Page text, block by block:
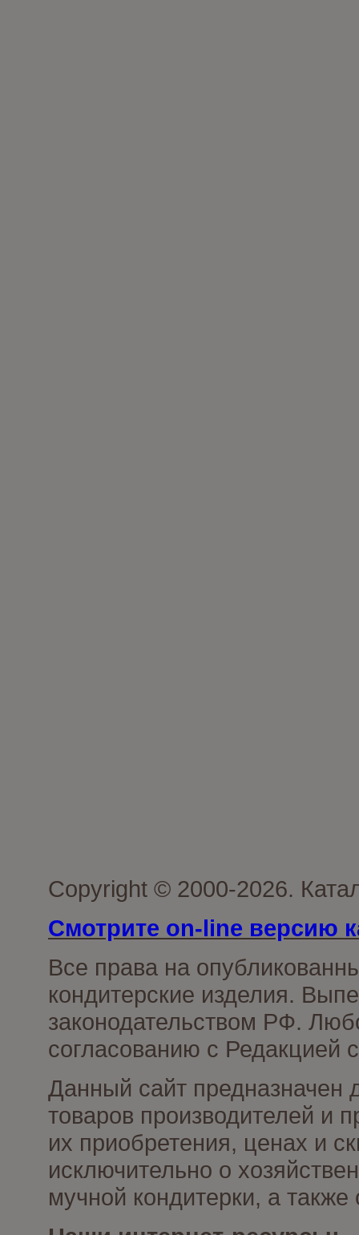
Copyright © 2000-2026.
Смотрите on-line версию
Все права на
кондитерские изделия.
законодательством РФ.
согласованию с Редакцией
Данный сайт предназначен
товаров производителей и
их приобретения, ценах и
исключительно о
мучной кондитерки, а